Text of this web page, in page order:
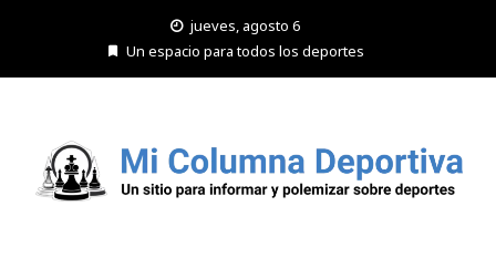
jueves, agosto 6
Un espacio para todos los deportes